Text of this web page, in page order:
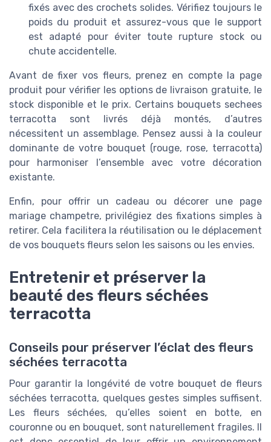
fixés avec des crochets solides. Vérifiez toujours le
poids du produit et assurez-vous que le support
est adapté pour éviter toute rupture stock ou
chute accidentelle.
Avant de fixer vos fleurs, prenez en compte la page
produit pour vérifier les options de livraison gratuite, le
stock disponible et le prix. Certains bouquets sechees
terracotta sont livrés déjà montés, d’autres
nécessitent un assemblage. Pensez aussi à la couleur
dominante de votre bouquet (rouge, rose, terracotta)
pour harmoniser l’ensemble avec votre décoration
existante.
Enfin, pour offrir un cadeau ou décorer une page
mariage champetre, privilégiez des fixations simples à
retirer. Cela facilitera la réutilisation ou le déplacement
de vos bouquets fleurs selon les saisons ou les envies.
Entretenir et préserver la
beauté des fleurs séchées
terracotta
Conseils pour préserver l’éclat des fleurs
séchées terracotta
Pour garantir la longévité de votre bouquet de fleurs
séchées terracotta, quelques gestes simples suffisent.
Les fleurs séchées, qu’elles soient en botte, en
couronne ou en bouquet, sont naturellement fragiles. Il